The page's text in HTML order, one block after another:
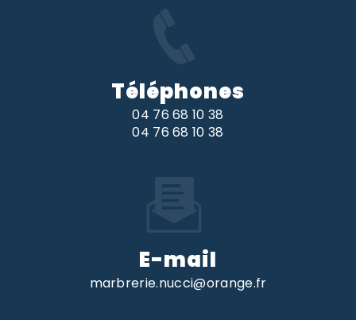
Téléphones
04 76 68 10 38
04 76 68 10 38
E-mail
marbrerie.nucci@orange.fr